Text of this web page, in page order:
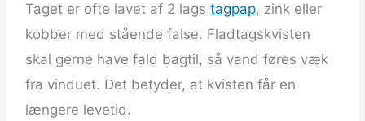
Taget er ofte lavet af 2 lagstagpap, zink eller
kobber med stående false. Fladtagskvisten
skal gerne have fald bagtil, så vand føres væk
fra vinduet. Det betyder, at kvisten får en
længere levetid.